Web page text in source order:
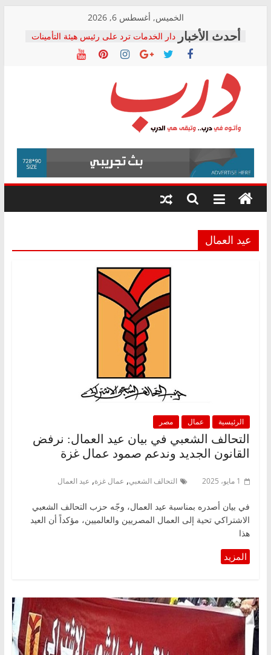
content
الخميس, أغسطس 6, 2026
دار الخدمات ترد على رئيس هيئة التأمينات
بعد مؤتمره الصحفي: إنكار الأزمة لا ينهي
معاناة أصحاب المعاشات.. ونطالب بكشف
فرحات سليمان يكتب: القطاع الصحي إلى
أين؟
حزب التحالف الشعبي يطلق لجنة “الحق
في الصحة” بالإسكندرية لرصد الانتهاكات
ودعم المرضى
الوزاري لمدينة الصحفيين.. وانتهاء أعمال
إنشاء المبنى الإداري
المجلس القومي لحقوق الإنسان يعلن
متابعة قضية الدكتور محمد زهران.. ويؤكد:
قرينة البراءة وضمانات المحاكمة العادلة
درب
وأتوه
درب..
وتبقى
هي
عيد العمال
الرئيسية عمال مصر
التحالف الشعبي في بيان عيد العمال: نرفض
القانون الجديد وندعم صمود عمال غزة
1 مايو، 2025 التحالف الشعبي, عمال غزة, عيد العمال
في بيان أصدره بمناسبة عيد العمال، وجّه حزب التحالف الشعبي
الاشتراكي تحية إلى العمال المصريين والعالميين، مؤكداً أن العيد
هذا